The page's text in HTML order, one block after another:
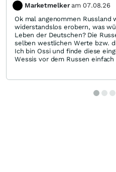
Marketmelker am07.08.26
Ok mal angenommen Russland
widerstandslos erobern, was
Leben der Deutschen? Die
selben westlichen Werte bzw.
Ich bin Ossi und finde diese
Wessis vor dem Russen einfach